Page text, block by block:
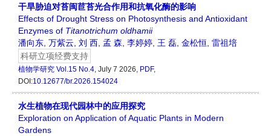
干旱胁迫对苔闽苣苔光合作用和抗氧化酶的影响
Effects of Drought Stress on Photosynthesis and Antioxidant
Enzymes of Titanotrichum oldhamii
潘向东 万紫云 刘 西 孟 森 李婷婷 王 磊 金松恒 雷祖培
科研立项经费支持
植物学研究 Vol.15 No.4, July 7 2026, PDF,
DOI:10.12677/br.2026.154024
水生植物在现代园林中的应用探究
Exploration on Application of Aquatic Plants in Modern
Gardens